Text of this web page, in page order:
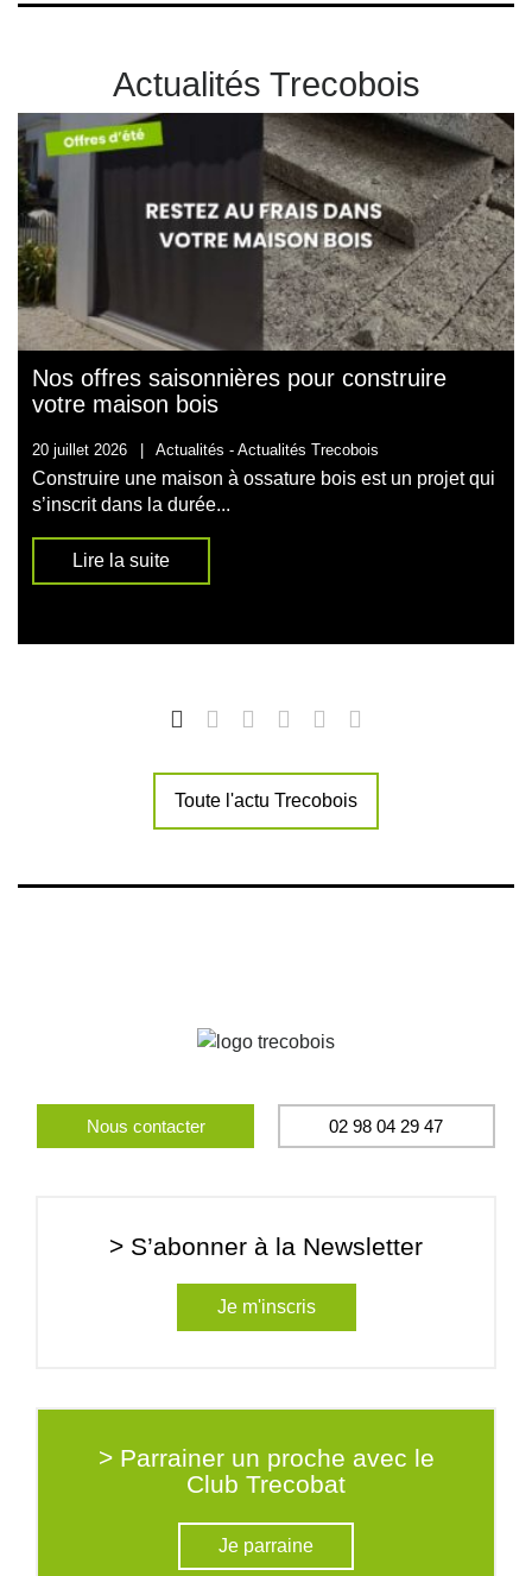
Actualités Trecobois
Nos offres saisonnières pour construire
votre maison bois
20 juillet 2026 | Actualités - Actualités Trecobois
Construire une maison à ossature bois est un projet qui
s’inscrit dans la durée...
Lire la suite
Toute l'actu Trecobois
Nous contacter 02 98 04 29 47
> S’abonner à la Newsletter
Je m'inscris
> Parrainer un proche avec le
Club Trecobat
Je parraine